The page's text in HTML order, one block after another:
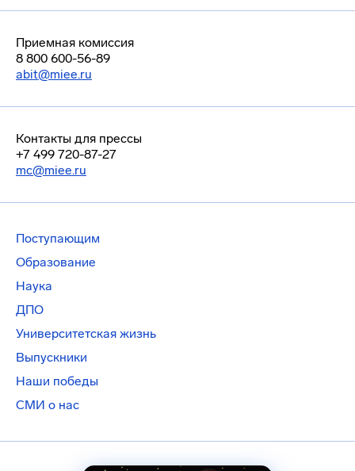
Приемная комиссия
8 800 600-56-89
abit@miee.ru
Контакты для прессы
+7 499 720-87-27
mc@miee.ru
Поступающим
Образование
Наука
ДПО
Университетская жизнь
Выпускники
Наши победы
СМИ о нас